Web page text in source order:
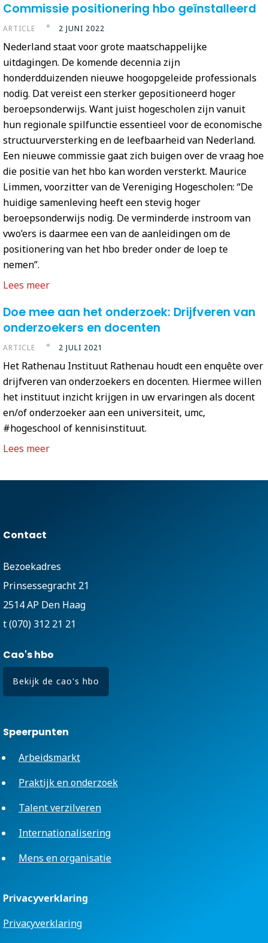
Commissie positionering hbo geïnstalleerd
ARTICLE 2 JUNI 2022
Nederland staat voor grote maatschappelijke
uitdagingen. De komende decennia zijn
honderdduizenden nieuwe hoogopgeleide professionals
nodig. Dat vereist een sterker gepositioneerd hoger
beroepsonderwijs. Want juist hogescholen zijn vanuit
hun regionale spilfunctie essentieel voor de economische
structuurversterking en de leefbaarheid van Nederland.
Een nieuwe commissie gaat zich buigen over de vraag hoe
die positie van het hbo kan worden versterkt. Maurice
Limmen, voorzitter van de Vereniging Hogescholen: “De
huidige samenleving heeft een stevig hoger
beroepsonderwijs nodig. De verminderde instroom van
vwo’ers is daarmee een van de aanleidingen om de
positionering van het hbo breder onder de loep te
nemen”.
Lees meer
Doe mee aan het onderzoek: Drijfveren van
onderzoekers en docenten
ARTICLE 2 JULI 2021
Het Rathenau Instituut Rathenau houdt een enquête over
drijfveren van onderzoekers en docenten. Hiermee willen
het instituut inzicht krijgen in uw ervaringen als docent
en/of onderzoeker aan een universiteit, umc,
#hogeschool of kennisinstituut.
Lees meer
Contact
Bezoekadres
Prinsessegracht 21
2514 AP Den Haag
t (070) 312 21 21
Cao's hbo
Bekijk de cao's hbo
Speerpunten
Arbeidsmarkt
Praktijk en onderzoek
Talent verzilveren
Internationalisering
Mens en organisatie
Privacyverklaring
Privacyverklaring